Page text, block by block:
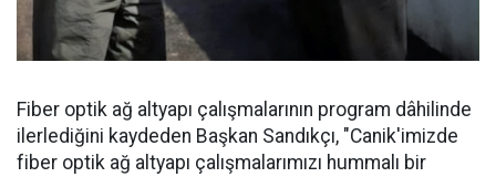
Fiber optik ağ altyapı çalışmalarının program dâhilinde
ilerlediğini kaydeden Başkan Sandıkçı, "Canik'imizde
fiber optik ağ altyapı çalışmalarımızı hummalı bir